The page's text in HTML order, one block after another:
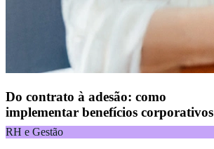
Do contrato à adesão: como
implementar benefícios corporativos
RH e Gestão